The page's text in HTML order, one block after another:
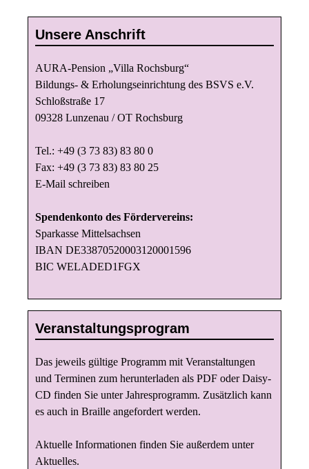
Unsere Anschrift
AURA-Pension „Villa Rochsburg“
Bildungs- & Erholungseinrichtung des BSVS e.V.
Schloßstraße 17
09328 Lunzenau / OT Rochsburg
Tel.: +49 (3 73 83) 83 80 0
Fax: +49 (3 73 83) 83 80 25
E-Mail schreiben
Spendenkonto des Fördervereins:
Sparkasse Mittelsachsen
IBAN DE33870520003120001596
BIC WELADED1FGX
Veranstaltungsprogram
Das jeweils gültige Programm mit Veranstaltungen
und Terminen zum herunterladen als PDF oder Daisy-
CD finden Sie unterJahresprogramm. Zusätzlich kann
es auch in Braille angefordert werden.
Aktuelle Informationen finden Sie außerdem unter
Aktuelles.